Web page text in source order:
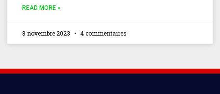
READ MORE »
8 novembre 2023 4 commentaires